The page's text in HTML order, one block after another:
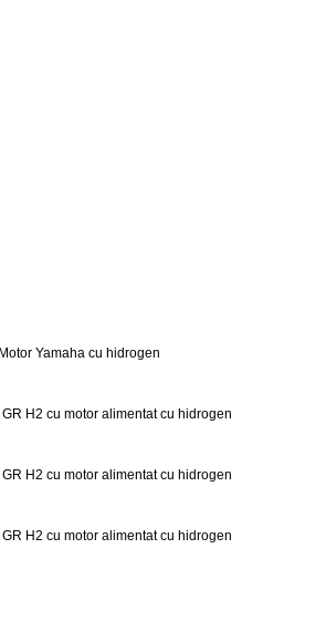
Motor Yamaha cu hidrogen
GR H2 cu motor alimentat cu hidrogen
GR H2 cu motor alimentat cu hidrogen
GR H2 cu motor alimentat cu hidrogen